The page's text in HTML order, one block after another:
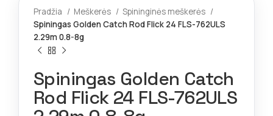
Pradžia Meškerės
Spininginės meškerės
Spiningas Golden Catch Rod Flick 24 FLS-762ULS
2.29m 0.8-8g
Spiningas Golden Catch
Rod Flick 24 FLS-762ULS